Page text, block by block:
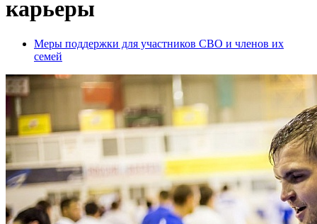
карьеры
Меры поддержки для участников СВО и членов их
семей